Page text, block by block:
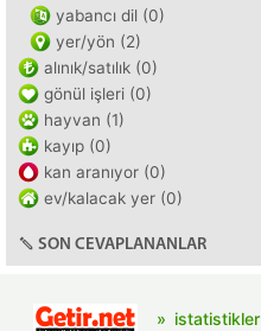
yabancı dil (0)
yer/yön (2)
alınık/satılık (0)
gönül işleri (0)
hayvan (1)
kayıp (0)
kan aranıyor (0)
ev/kalacak yer (0)
SON CEVAPLANANLAR
istatistikler